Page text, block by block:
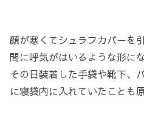
顔が寒くてシュラフカバーを
間に呼気がはいるような形に
その日装着した手袋や靴下、
に寝袋内に入れていたことも